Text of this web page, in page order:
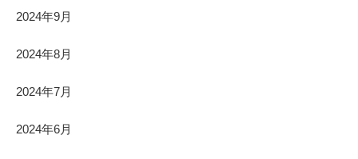
2024年9月
2024年8月
2024年7月
2024年6月